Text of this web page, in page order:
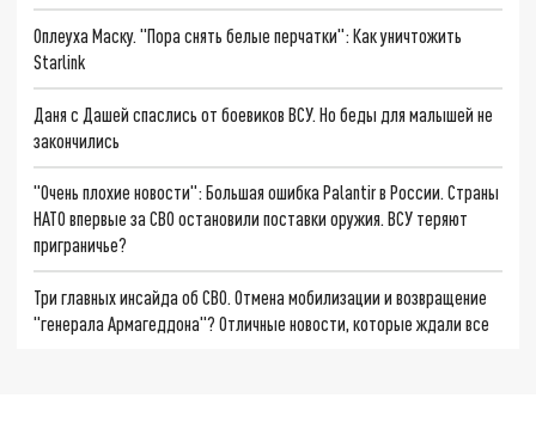
Оплеуха Маску. "Пора снять белые перчатки": Как уничтожить
Starlink
Даня с Дашей спаслись от боевиков ВСУ. Но беды для малышей не
закончились
"Очень плохие новости": Большая ошибка Palantir в России. Страны
НАТО впервые за СВО остановили поставки оружия. ВСУ теряют
приграничье?
Три главных инсайда об СВО. Отмена мобилизации и возвращение
"генерала Армагеддона"? Отличные новости, которые ждали все